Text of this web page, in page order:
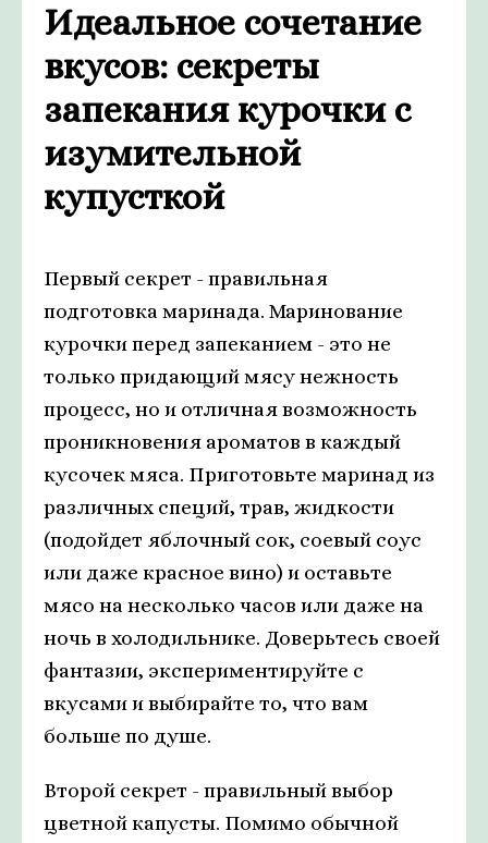
Идеальное сочетание
вкусов: секреты
запекания курочки с
изумительной
купусткой
Первый секрет - правильная
подготовка маринада. Маринование
курочки перед запеканием - это не
только придающий мясу нежность
процесс, но и отличная возможность
проникновения ароматов в каждый
кусочек мяса. Приготовьте маринад из
различных специй, трав, жидкости
(подойдет яблочный сок, соевый соус
или даже красное вино) и оставьте
мясо на несколько часов или даже на
ночь в холодильнике. Доверьтесь своей
фантазии, экспериментируйте с
вкусами и выбирайте то, что вам
больше по душе.
Второй секрет - правильный выбор
цветной капусты. Помимо обычной